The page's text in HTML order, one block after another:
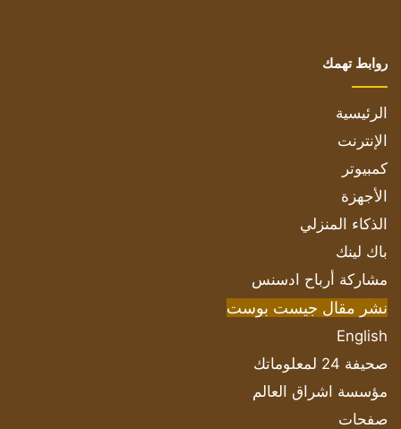
روابط تهمك
الرئيسية
الإنترنت
كمبيوتر
الأجهزة
الذكاء المنزلي
باك لينك
مشاركة أرباح ادسنس
نشر مقال جيست بوست
English
صحيفة 24 لمعلوماتك
مؤسسة اشراق العالم
صفحات